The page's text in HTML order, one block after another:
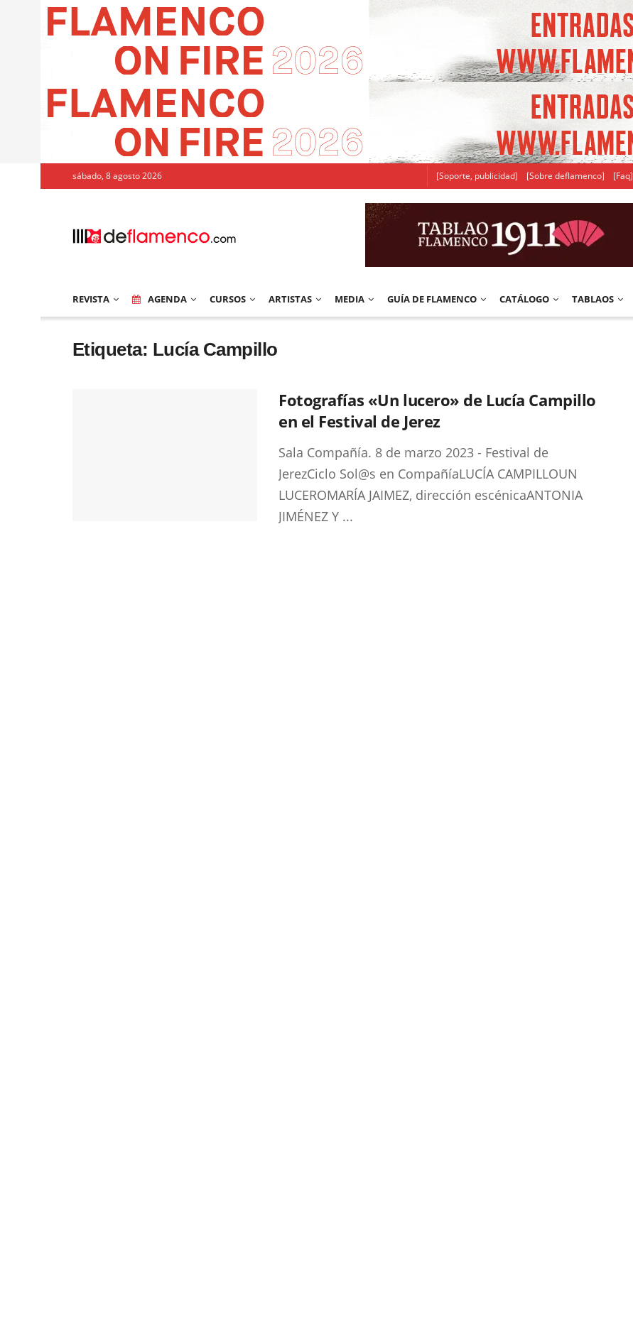
sábado, 8 agosto 2026 [Soporte, publicidad] [Sobre deflamenco] [Faq]
REVISTA AGENDA CURSOS ARTISTAS MEDIA GUÍA DE FLAMENCO CATÁLOGO TABLAOS
Etiqueta: Lucía Campillo
Fotografías «Un lucero» de Lucía Campillo
en el Festival de Jerez
Sala Compañía. 8 de marzo 2023 - Festival de
JerezCiclo Sol@s en CompañíaLUCÍA CAMPILLOUN
LUCEROMARÍA JAIMEZ, dirección escénicaANTONIA
JIMÉNEZ Y ...